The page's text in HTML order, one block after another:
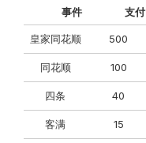
事件 支付
皇家同花顺 500
同花顺 100
四条 40
客满 15